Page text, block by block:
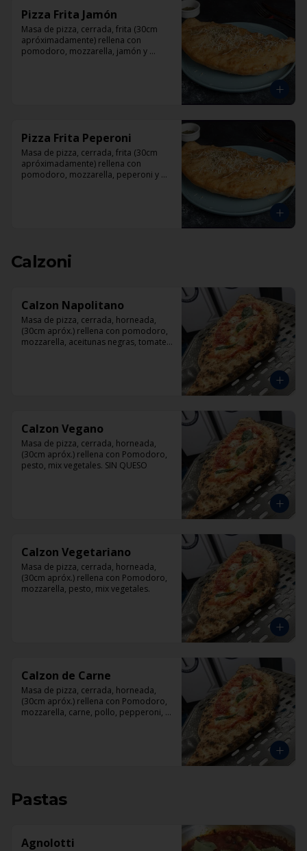
Pizza Frita Jamón
Masa de pizza, cerrada, frita (30cm
apróximadamente) rellena con
pomodoro, mozzarella, jamón y
Pizza Frita Peperoni
Masa de pizza, cerrada, frita (30cm
apróximadamente) rellena con
pomodoro, mozzarella, peperoni y
Calzoni
Calzon Napolitano
Masa de pizza, cerrada, horneada,
(30cm apróx.) rellena con pomodoro,
mozzarella, aceitunas negras, tomate,
Calzon Vegano
Masa de pizza, cerrada, horneada,
(30cm apróx.) rellena con Pomodoro,
pesto, mix vegetales. SIN QUESO
Calzon Vegetariano
Masa de pizza, cerrada, horneada,
(30cm apróx.) rellena con Pomodoro,
mozzarella, pesto, mix vegetales.
Calzon de Carne
Masa de pizza, cerrada, horneada,
(30cm apróx.) rellena con Pomodoro,
mozzarella, carne, pollo, pepperoni,
Pastas
Agnolotti